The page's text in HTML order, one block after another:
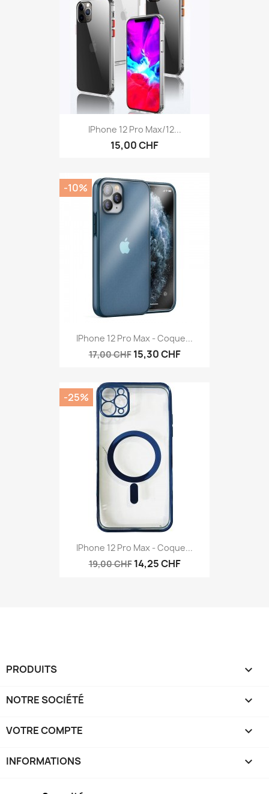
IPhone 12 Pro Max/12...
15,00 CHF
IPhone 12 Pro Max - Coque...
17,00 CHF 15,30 CHF
-10%
IPhone 12 Pro Max - Coque...
19,00 CHF 14,25 CHF
-25%
PRODUITS 
NOTRE SOCIÉTÉ 
VOTRE COMPTE 
INFORMATIONS keyboard_arrow_down